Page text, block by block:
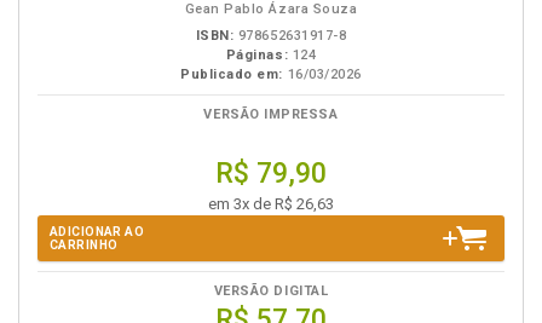
Gean Pablo Ázara Souza
ISBN: 978652631917-8
Páginas: 124
Publicado em: 16/03/2026
VERSÃO IMPRESSA
R$ 79,90
em 3x de R$ 26,63
ADICIONAR AO
CARRINHO
VERSÃO DIGITAL